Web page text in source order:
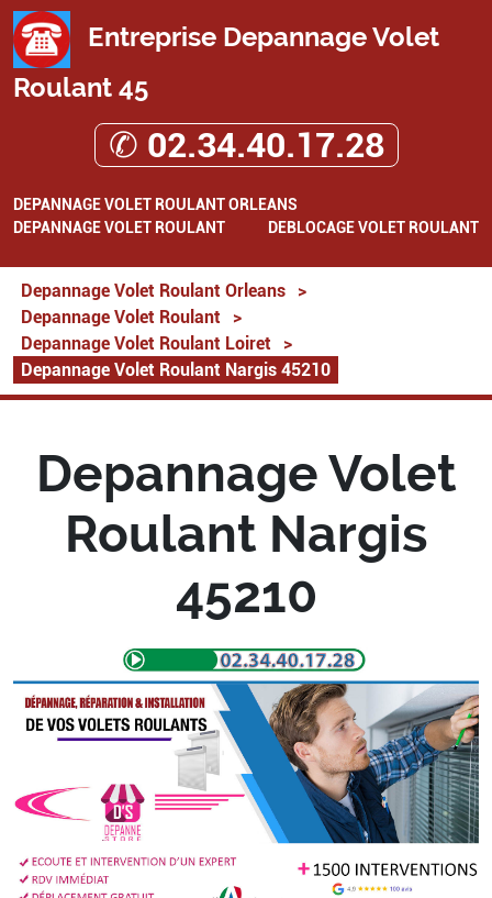
Entreprise Depannage Volet
Roulant 45
✆ 02.34.40.17.28
DEPANNAGE VOLET ROULANT ORLEANS
DEPANNAGE VOLET ROULANT
DEBLOCAGE VOLET ROULANT
Depannage Volet Roulant Orleans
>
Depannage Volet Roulant
>
Depannage Volet Roulant Loiret
>
Depannage Volet Roulant Nargis 45210
Depannage Volet
Roulant Nargis
45210